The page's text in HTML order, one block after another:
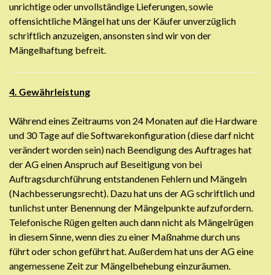
unrichtige oder unvollständige Lieferungen, sowie
offensichtliche Mängel hat uns der Käufer unverzüglich
schriftlich anzuzeigen, ansonsten sind wir von der
Mängelhaftung befreit.
4. Gewährleistung
Während eines Zeitraums von 24 Monaten auf die Hardware
und 30 Tage auf die Softwarekonfiguration (diese darf nicht
verändert worden sein) nach Beendigung des Auftrages hat
der AG einen Anspruch auf Beseitigung von bei
Auftragsdurchführung entstandenen Fehlern und Mängeln
(Nachbesserungsrecht). Dazu hat uns der AG schriftlich und
tunlichst unter Benennung der Mängelpunkte aufzufordern.
Telefonische Rügen gelten auch dann nicht als Mängelrügen
in diesem Sinne, wenn dies zu einer Maßnahme durch uns
führt oder schon geführt hat. Außerdem hat uns der AG eine
angemessene Zeit zur Mängelbehebung einzuräumen.